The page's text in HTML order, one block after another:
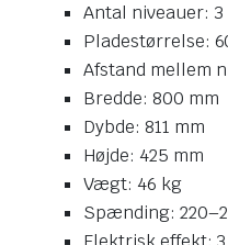
Antal niveauer: 3
Pladestørrelse:
Afstand mellem
Bredde: 800 mm
Dybde: 811 mm
Højde: 425 mm
Vægt: 46 kg
Spænding: